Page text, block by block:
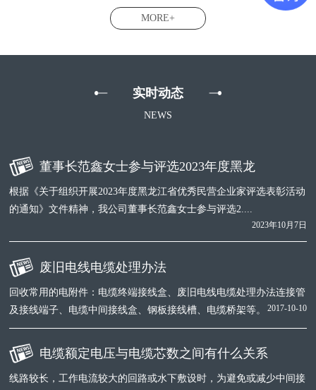
MORE+
实时动态
NEWS
董事长范鑫女士参与评选2023年度黑龙
根据《关于组织开展2023年度黑龙江省优秀民营企业家评选表彰活动
的通知》文件精神，我公司董事长范鑫女士参与评选2....
2023年10月7日
废旧电线电缆处理办法
回收常用的电附件：电缆终端接线盒、废旧电线电缆处理办法连接管
及接线端子、电缆中间接线盒、钢板接线槽、电缆桥架等。
2017-10-10
电缆额定电压与电缆芯数之间有什么关系
线路较长，工作电流较大的回路或水下敷设时，为避免或减少中间接